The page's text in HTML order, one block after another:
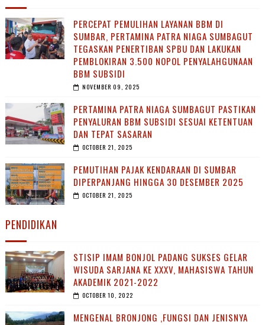
PERCEPAT PEMULIHAN LAYANAN BBM DI
SUMBAR, PERTAMINA PATRA NIAGA SUMBAGUT
TEGASKAN PENERTIBAN SPBU DAN LAKUKAN
PEMBLOKIRAN 3.500 NOPOL PENYALAHGUNAAN
BBM SUBSIDI
NOVEMBER 09, 2025
PERTAMINA PATRA NIAGA SUMBAGUT PASTIKAN
PENYALURAN BBM SUBSIDI SESUAI KETENTUAN
DAN TEPAT SASARAN
OCTOBER 21, 2025
PEMUTIHAN PAJAK KENDARAAN DI SUMBAR
DIPERPANJANG HINGGA 30 DESEMBER 2025
OCTOBER 21, 2025
PENDIDIKAN
STISIP IMAM BONJOL PADANG SUKSES GELAR
WISUDA SARJANA KE XXXV, MAHASISWA TAHUN
AKADEMIK 2021-2022
OCTOBER 10, 2022
MENGENAL BRONJONG ,FUNGSI DAN JENISNYA